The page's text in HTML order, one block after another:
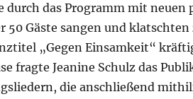
a
b
durch das Programm mit neuen
50 Gäste sangen und klatschten
„Gegen Einsamkeit“
fragte Jeanine Schulz das
die anschließend